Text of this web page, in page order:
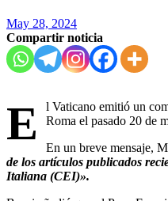
May 28, 2024
Compartir noticia
E
l Vaticano emitió un
Roma el pasado 20 de
En un breve mensaje,
de los artículos publicados
Italiana (CEI)».